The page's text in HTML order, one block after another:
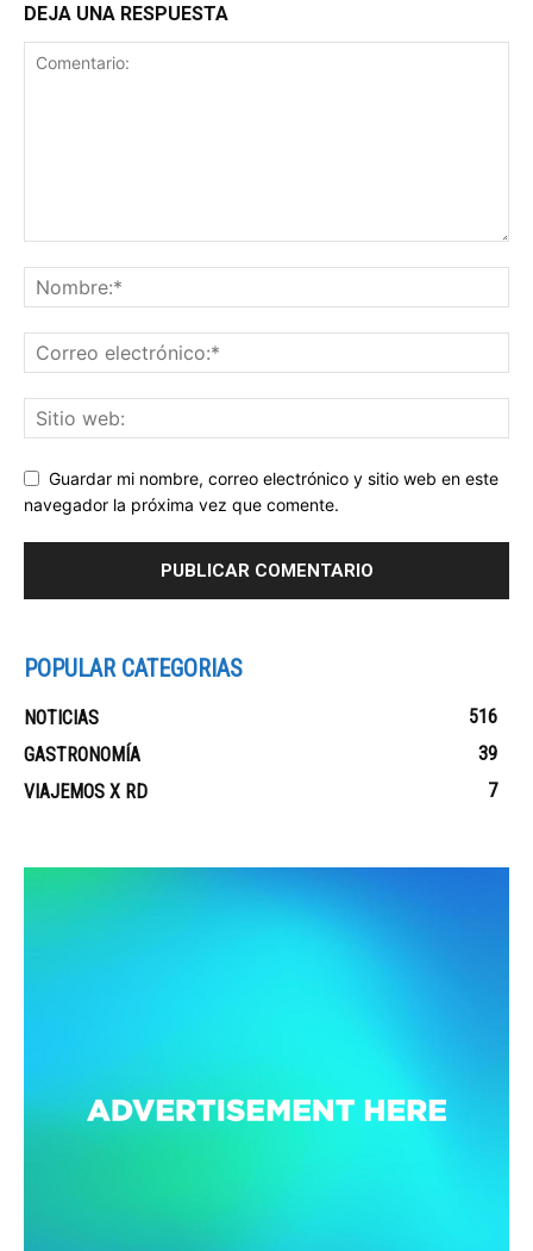
DEJA UNA RESPUESTA
Guardar mi nombre, correo electrónico y sitio web en este
navegador la próxima vez que comente.
POPULAR CATEGORIAS
NOTICIAS
516
GASTRONOMÍA
39
VIAJEMOS X RD
7